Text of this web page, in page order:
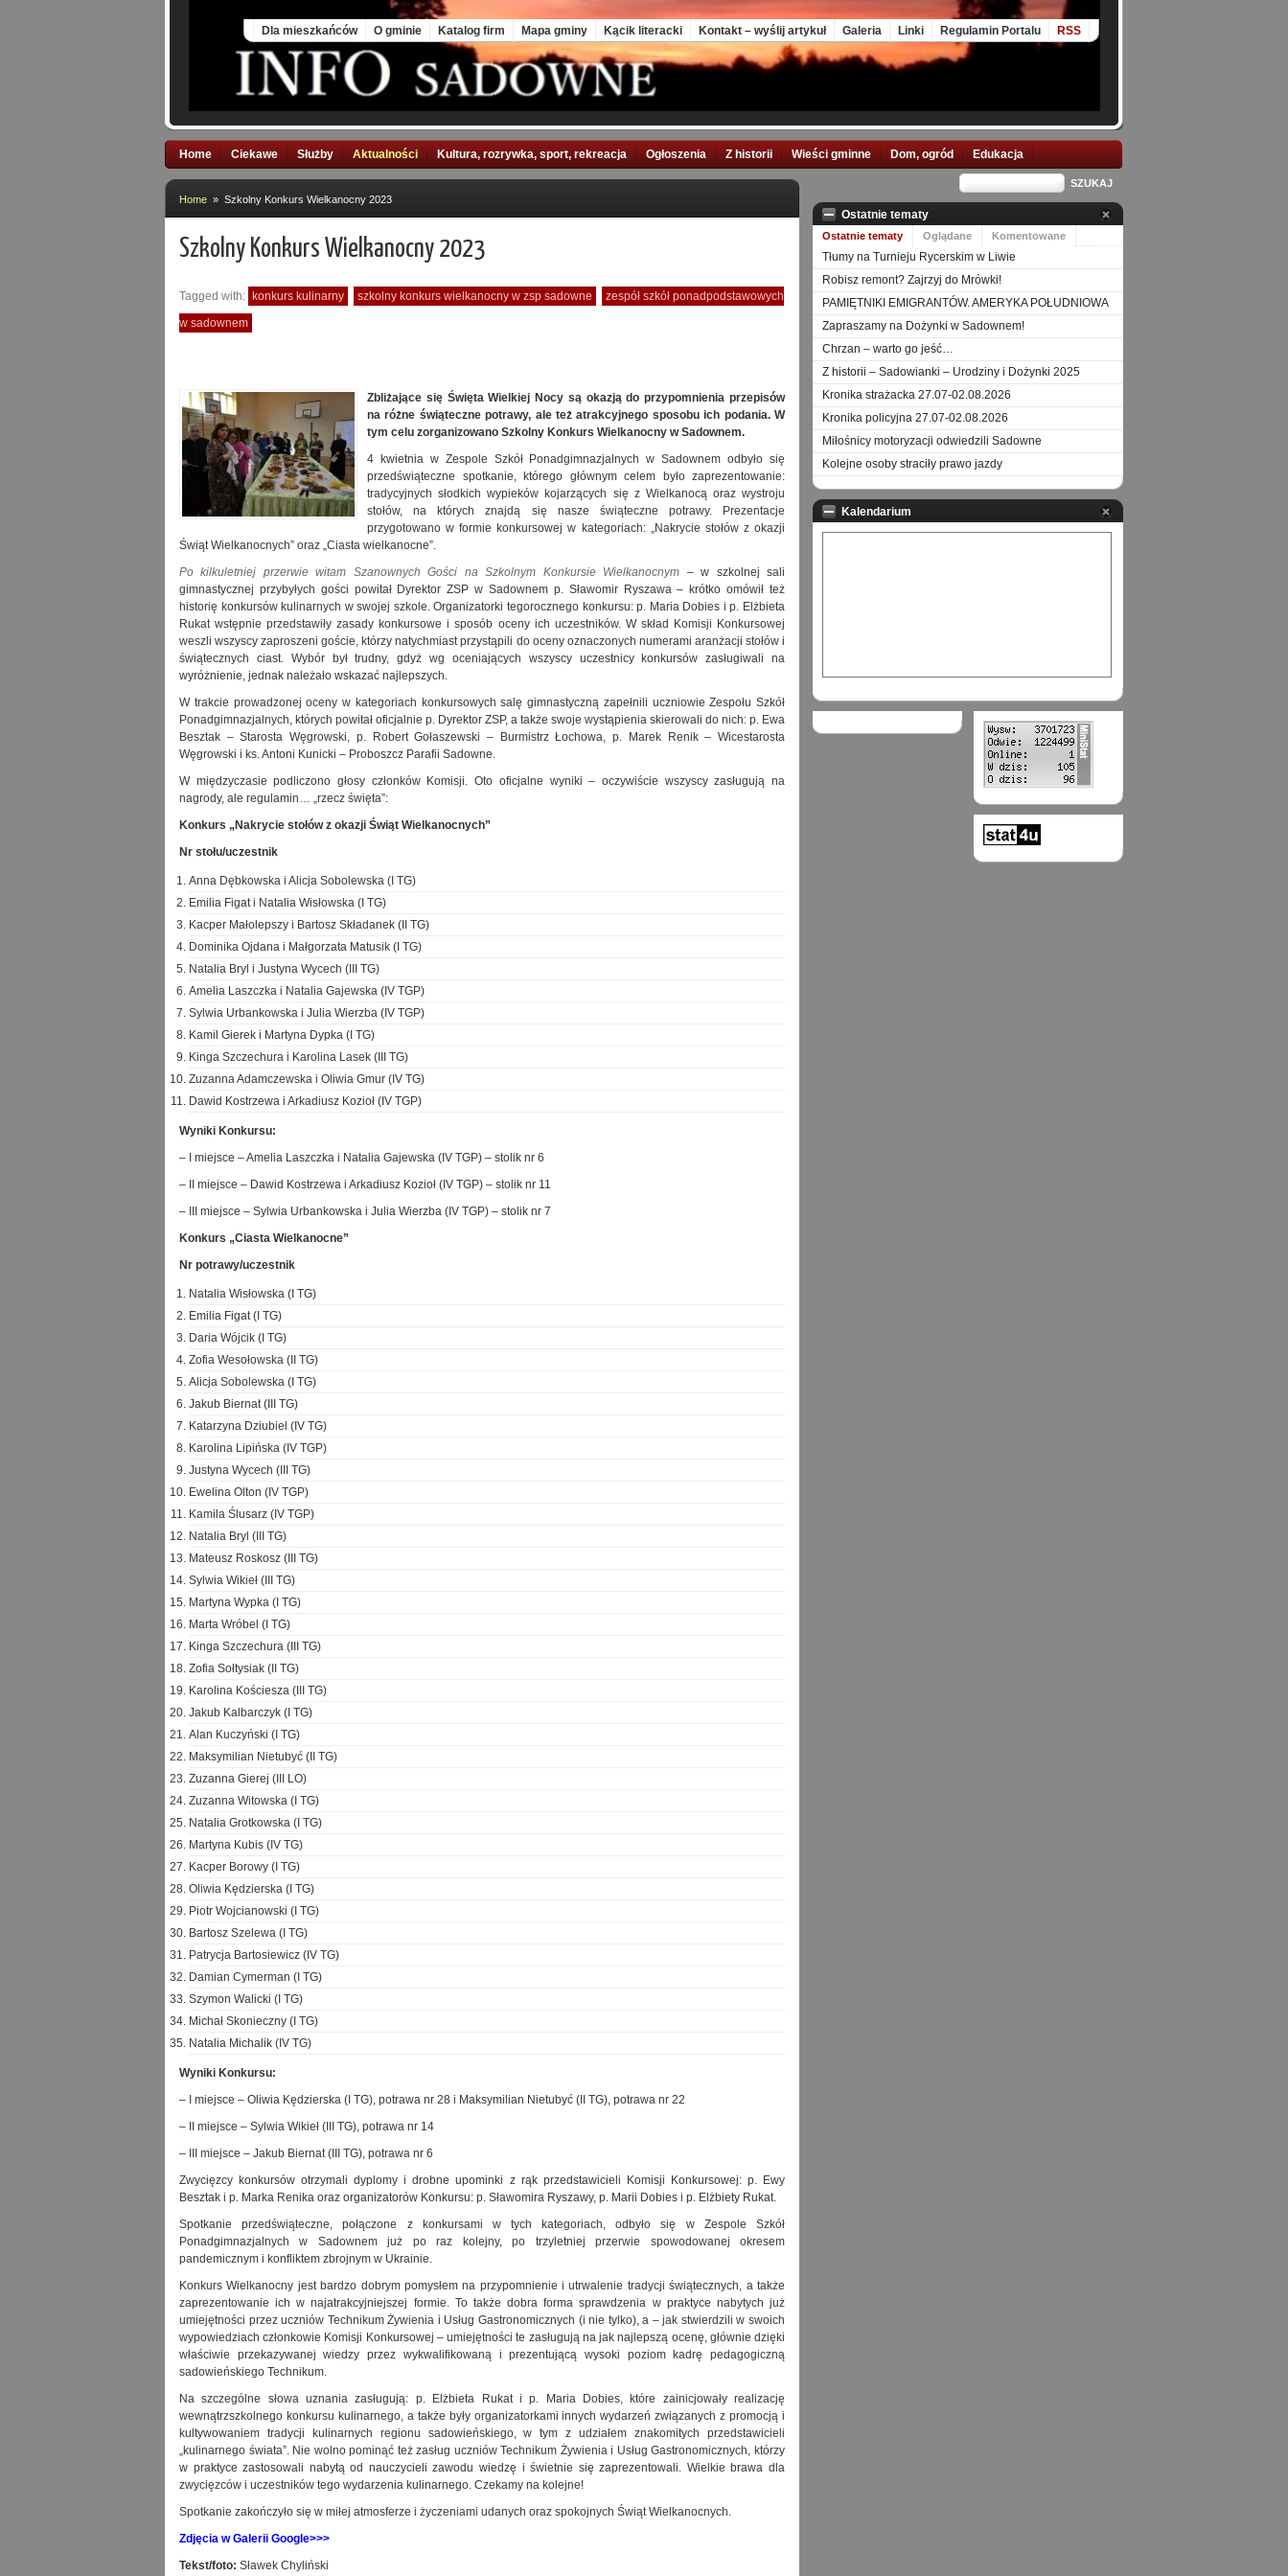
Dla mieszkańców O gminie Katalog firm Mapa gminy Kącik literacki Kontakt – wyślij artykuł Galeria Linki Regulamin Portalu RSS
Home Ciekawe Służby Aktualności Kultura, rozrywka, sport, rekreacja Ogłoszenia Z historii Wieści gminne Dom, ogród Edukacja
Home » Szkolny Konkurs Wielkanocny 2023
Szkolny Konkurs Wielkanocny 2023
Tagged with: konkurs kulinarny szkolny konkurs wielkanocny w zsp sadowne
zespół szkół ponadpodstawowych
w sadownem
Zbliżające się Święta Wielkiej Nocy są okazją do przypomnienia przepisów
na różne świąteczne potrawy, ale też atrakcyjnego sposobu ich podania. W
tym celu zorganizowano Szkolny Konkurs Wielkanocny w Sadownem.
4 kwietnia w Zespole Szkół Ponadgimnazjalnych w Sadownem odbyło się
przedświąteczne spotkanie, którego głównym celem było zaprezentowanie:
tradycyjnych słodkich wypieków kojarzących się z Wielkanocą oraz wystroju
stołów, na których znajdą się nasze świąteczne potrawy. Prezentacje
przygotowano w formie konkursowej w kategoriach: „Nakrycie stołów z okazji
Świąt Wielkanocnych” oraz „Ciasta wielkanocne”.
Po kilkuletniej przerwie witam Szanownych Gości na Szkolnym Konkursie Wielkanocnym – w szkolnej sali
gimnastycznej przybyłych gości powitał Dyrektor ZSP w Sadownem p. Sławomir Ryszawa – krótko omówił też
historię konkursów kulinarnych w swojej szkole. Organizatorki tegorocznego konkursu: p. Maria Dobies i p. Elżbieta
Rukat wstępnie przedstawiły zasady konkursowe i sposób oceny ich uczestników. W skład Komisji Konkursowej
weszli wszyscy zaproszeni goście, którzy natychmiast przystąpili do oceny oznaczonych numerami aranżacji stołów i
świątecznych ciast. Wybór był trudny, gdyż wg oceniających wszyscy uczestnicy konkursów zasługiwali na
wyróżnienie, jednak należało wskazać najlepszych.
W trakcie prowadzonej oceny w kategoriach konkursowych salę gimnastyczną zapełnili uczniowie Zespołu Szkół
Ponadgimnazjalnych, których powitał oficjalnie p. Dyrektor ZSP, a także swoje wystąpienia skierowali do nich: p. Ewa
Besztak – Starosta Węgrowski, p. Robert Gołaszewski – Burmistrz Łochowa, p. Marek Renik – Wicestarosta
Węgrowski i ks. Antoni Kunicki – Proboszcz Parafii Sadowne.
W międzyczasie podliczono głosy członków Komisji. Oto oficjalne wyniki – oczywiście wszyscy zasługują na
nagrody, ale regulamin… „rzecz święta”:
Konkurs „Nakrycie stołów z okazji Świąt Wielkanocnych”
Nr stołu/uczestnik
Anna Dębkowska i Alicja Sobolewska (I TG)
Emilia Figat i Natalia Wisłowska (I TG)
Kacper Małolepszy i Bartosz Składanek (II TG)
Dominika Ojdana i Małgorzata Matusik (I TG)
Natalia Bryl i Justyna Wycech (III TG)
Amelia Laszczka i Natalia Gajewska (IV TGP)
Sylwia Urbankowska i Julia Wierzba (IV TGP)
Kamil Gierek i Martyna Dypka (I TG)
Kinga Szczechura i Karolina Lasek (III TG)
Zuzanna Adamczewska i Oliwia Gmur (IV TG)
Dawid Kostrzewa i Arkadiusz Kozioł (IV TGP)
Wyniki Konkursu:
– I miejsce – Amelia Laszczka i Natalia Gajewska (IV TGP) – stolik nr 6
– II miejsce – Dawid Kostrzewa i Arkadiusz Kozioł (IV TGP) – stolik nr 11
– III miejsce – Sylwia Urbankowska i Julia Wierzba (IV TGP) – stolik nr 7
Konkurs „Ciasta Wielkanocne”
Nr potrawy/uczestnik
Natalia Wisłowska (I TG)
Emilia Figat (I TG)
Daria Wójcik (I TG)
Zofia Wesołowska (II TG)
Alicja Sobolewska (I TG)
Jakub Biernat (III TG)
Katarzyna Dziubiel (IV TG)
Karolina Lipińska (IV TGP)
Justyna Wycech (III TG)
Ewelina Olton (IV TGP)
Kamila Ślusarz (IV TGP)
Natalia Bryl (III TG)
Mateusz Roskosz (III TG)
Sylwia Wikieł (III TG)
Martyna Wypka (I TG)
Marta Wróbel (I TG)
Kinga Szczechura (III TG)
Zofia Sołtysiak (II TG)
Karolina Kościesza (III TG)
Jakub Kalbarczyk (I TG)
Alan Kuczyński (I TG)
Maksymilian Nietubyć (II TG)
Zuzanna Gierej (III LO)
Zuzanna Witowska (I TG)
Natalia Grotkowska (I TG)
Martyna Kubis (IV TG)
Kacper Borowy (I TG)
Oliwia Kędzierska (I TG)
Piotr Wojcianowski (I TG)
Bartosz Szelewa (I TG)
Patrycja Bartosiewicz (IV TG)
Damian Cymerman (I TG)
Szymon Walicki (I TG)
Michał Skonieczny (I TG)
Natalia Michalik (IV TG)
Wyniki Konkursu:
– I miejsce – Oliwia Kędzierska (I TG), potrawa nr 28 i Maksymilian Nietubyć (II TG), potrawa nr 22
– II miejsce – Sylwia Wikieł (III TG), potrawa nr 14
– III miejsce – Jakub Biernat (III TG), potrawa nr 6
Zwycięzcy konkursów otrzymali dyplomy i drobne upominki z rąk przedstawicieli Komisji Konkursowej: p. Ewy
Besztak i p. Marka Renika oraz organizatorów Konkursu: p. Sławomira Ryszawy, p. Marii Dobies i p. Elżbiety Rukat.
Spotkanie przedświąteczne, połączone z konkursami w tych kategoriach, odbyło się w Zespole Szkół
Ponadgimnazjalnych w Sadownem już po raz kolejny, po trzyletniej przerwie spowodowanej okresem
pandemicznym i konfliktem zbrojnym w Ukrainie.
Konkurs Wielkanocny jest bardzo dobrym pomysłem na przypomnienie i utrwalenie tradycji świątecznych, a także
zaprezentowanie ich w najatrakcyjniejszej formie. To także dobra forma sprawdzenia w praktyce nabytych już
umiejętności przez uczniów Technikum Żywienia i Usług Gastronomicznych (i nie tylko), a – jak stwierdzili w swoich
wypowiedziach członkowie Komisji Konkursowej – umiejętności te zasługują na jak najlepszą ocenę, głównie dzięki
właściwie przekazywanej wiedzy przez wykwalifikowaną i prezentującą wysoki poziom kadrę pedagogiczną
sadowieńskiego Technikum.
Na szczególne słowa uznania zasługują: p. Elżbieta Rukat i p. Maria Dobies, które zainicjowały realizację
wewnątrzszkolnego konkursu kulinarnego, a także były organizatorkami innych wydarzeń związanych z promocją i
kultywowaniem tradycji kulinarnych regionu sadowieńskiego, w tym z udziałem znakomitych przedstawicieli
„kulinarnego świata”. Nie wolno pominąć też zasług uczniów Technikum Żywienia i Usług Gastronomicznych, którzy
w praktyce zastosowali nabytą od nauczycieli zawodu wiedzę i świetnie się zaprezentowali. Wielkie brawa dla
zwycięzców i uczestników tego wydarzenia kulinarnego. Czekamy na kolejne!
Spotkanie zakończyło się w miłej atmosferze i życzeniami udanych oraz spokojnych Świąt Wielkanocnych.
Zdjęcia w Galerii Google>>>
Tekst/foto: Sławek Chyliński
Ostatnie tematy
Ostatnie tematy Oglądane Komentowane
Tłumy na Turnieju Rycerskim w Liwie
Robisz remont? Zajrzyj do Mrówki!
PAMIĘTNIKI EMIGRANTÓW. AMERYKA POŁUDNIOWA
Zapraszamy na Dożynki w Sadownem!
Chrzan – warto go jeść…
Z historii – Sadowianki – Urodziny i Dożynki 2025
Kronika strażacka 27.07-02.08.2026
Kronika policyjna 27.07-02.08.2026
Miłośnicy motoryzacji odwiedzili Sadowne
Kolejne osoby straciły prawo jazdy
Kalendarium